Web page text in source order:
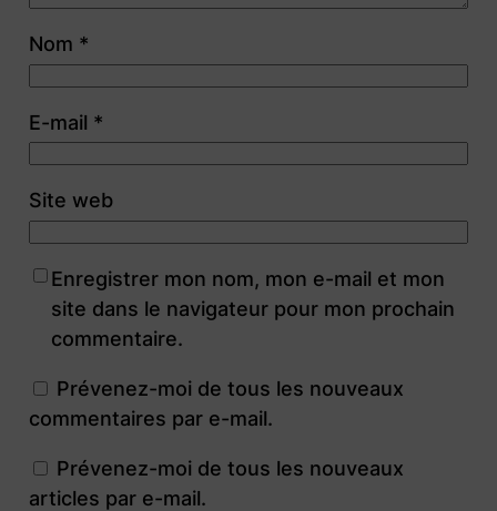
Nom *
E-mail *
Site web
Enregistrer mon nom, mon e-mail et mon
site dans le navigateur pour mon prochain
commentaire.
Prévenez-moi de tous les nouveaux
commentaires par e-mail.
Prévenez-moi de tous les nouveaux
articles par e-mail.